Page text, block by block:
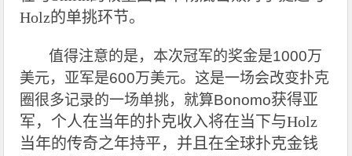
Holz的单挑环节。
值得注意的是，本次冠军的奖金是1000万
美元，亚军是600万美元。这是一场会改变扑克
圈很多记录的一场单挑，就算Bonomo获得亚
军，个人在当年的扑克收入将在当下与Holz
当年的传奇之年持平，并且在全球扑克金钱